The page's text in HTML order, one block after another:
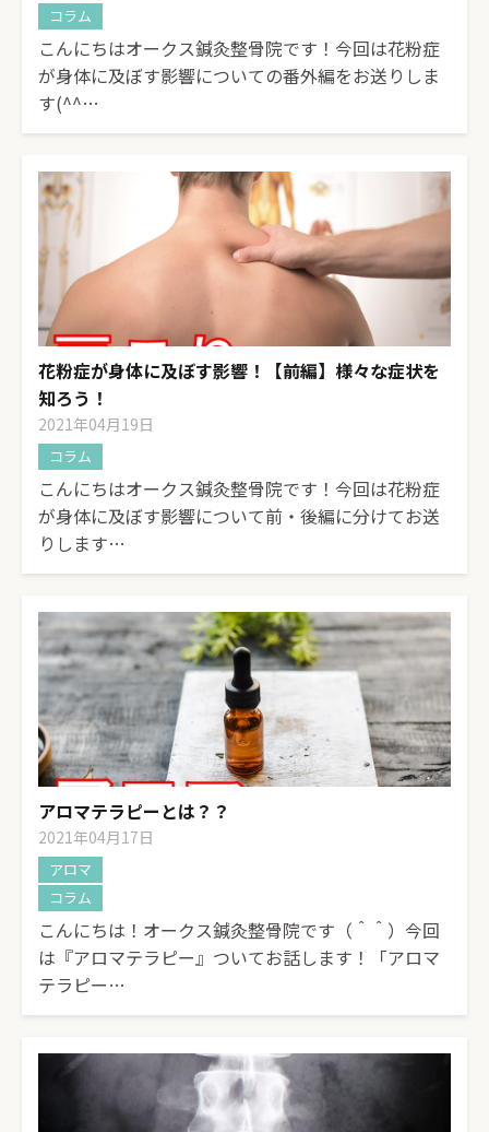
コラム
こんにちはオークス鍼灸整骨院です！今回は花粉症
が身体に及ぼす影響についての番外編をお送りしま
す(^^…
花粉症が身体に及ぼす影響！【前編】様々な症状を
知ろう！
2021年04月19日
コラム
こんにちはオークス鍼灸整骨院です！今回は花粉症
が身体に及ぼす影響について前・後編に分けてお送
りします…
アロマテラピーとは？？
2021年04月17日
アロマ
コラム
こんにちは！オークス鍼灸整骨院です（＾＾）今回
は『アロマテラピー』ついてお話します！「アロマ
テラピー…